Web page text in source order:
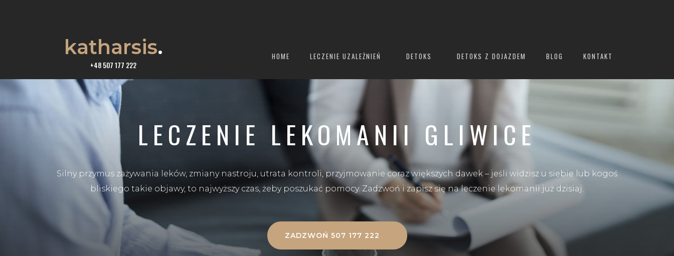
katharsis.
+48 507 177 222
HOME LECZENIE UZALEŻNIEŃ DETOKS DETOKS Z DOJAZDEM BLOG KONTAKT
LECZENIE LEKOMANII GLIWICE
Silny przymus zażywania leków, zmiany nastroju, utrata kontroli, przyjmowanie coraz większych dawek – jeśli widzisz u siebie lub kogoś
bliskiego takie objawy, to najwyższy czas, żeby poszukać pomocy. Zadzwoń i zapisz się na leczenie lekomanii już dzisiaj.
ZADZWOŃ 507 177 222